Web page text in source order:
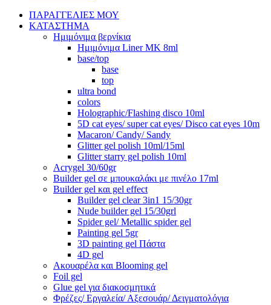
ΠΑΡΑΓΓΕΛΙΕΣ ΜΟΥ
ΚΑΤΑΣΤΗΜΑ
Ημιμόνιμα βερνίκια
Ημιμόνιμα Liner ΜΚ 8ml
base/top
base
top
ultra bond
colors
Holographic/Flashing disco 10ml
5D cat eyes/ super cat eyes/ Disco cat eyes 10m
Macaron/ Candy/ Sandy
Glitter gel polish 10ml/15ml
Glitter starry gel polish 10ml
Acrygel 30/60gr
Builder gel σε μπουκαλάκι με πινέλο 17ml
Builder gel και gel effect
Builder gel clear 3in1 15/30gr
Nude builder gel 15/30grl
Spider gel/ Metallic spider gel
Painting gel 5gr
3D painting gel Πάστα
4D gel
Ακουαρέλα και Blooming gel
Foil gel
Glue gel για διακοσμητικά
Φρέζες/ Εργαλεία/ Αξεσουάρ/ Δειγματολόγια